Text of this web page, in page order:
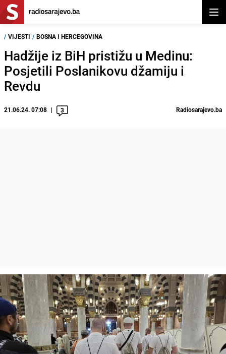
/ VIJESTI / BOSNA I HERCEGOVINA
Hadžije iz BiH pristižu u Medinu:
Posjetili Poslanikovu džamiju i
Revdu
21.06.24. 07:08 3 Radiosarajevo.ba